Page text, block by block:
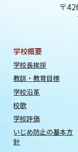
〒
学校概要
学校長挨拶
教訓・教育目標
学校沿革
校歌
学校評価
いじめ防止の基本方
針